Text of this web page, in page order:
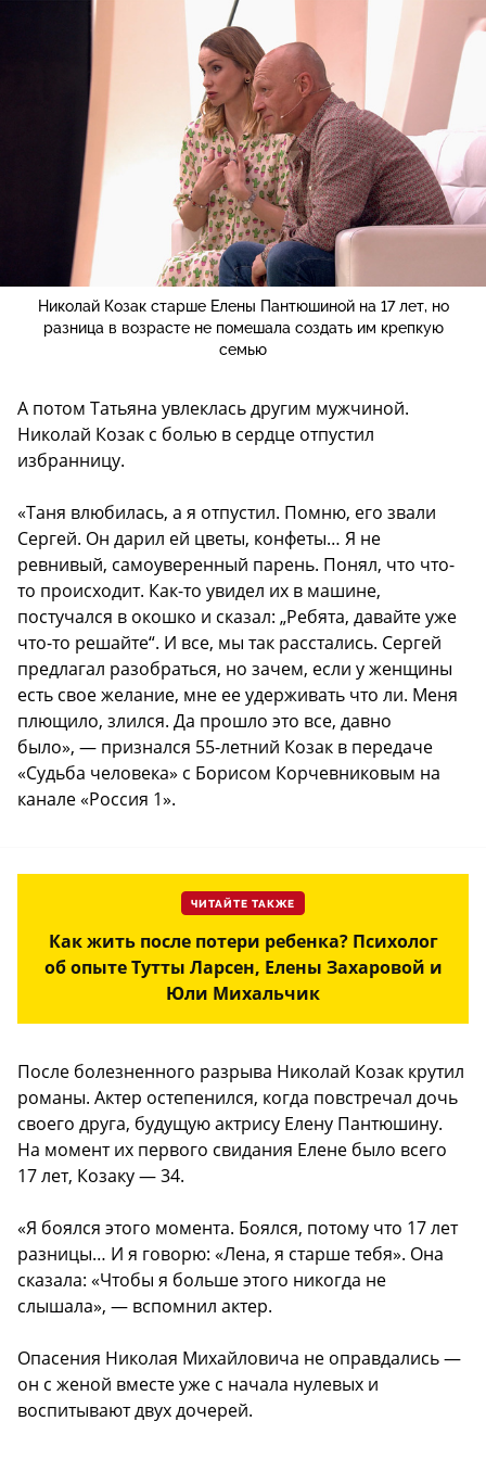
Николай Козак старше Елены Пантюшиной на 17 лет, но
разница в возрасте не помешала создать им крепкую
семью
А потом Татьяна увлеклась другим мужчиной.
Николай Козак с болью в сердце отпустил
избранницу.
«Таня влюбилась, а я отпустил. Помню, его звали
Сергей. Он дарил ей цветы, конфеты… Я не
ревнивый, самоуверенный парень. Понял, что что-
то происходит. Как-то увидел их в машине,
постучался в окошко и сказал: „Ребята, давайте уже
что-то решайте“. И все, мы так расстались. Сергей
предлагал разобраться, но зачем, если у женщины
есть свое желание, мне ее удерживать что ли. Меня
плющило, злился. Да прошло это все, давно
было», — признался 55-летний Козак в передаче
«Судьба человека» с Борисом Корчевниковым на
канале «Россия 1».
ЧИТАЙТЕ ТАКЖЕ
Как жить после потери ребенка? Психолог
об опыте Тутты Ларсен, Елены Захаровой и
Юли Михальчик
После болезненного разрыва Николай Козак крутил
романы. Актер остепенился, когда повстречал дочь
своего друга, будущую актрису Елену Пантюшину.
На момент их первого свидания Елене было всего
17 лет, Козаку — 34.
«Я боялся этого момента. Боялся, потому что 17 лет
разницы… И я говорю: «Лена, я старше тебя». Она
сказала: «Чтобы я больше этого никогда не
слышала», — вспомнил актер.
Опасения Николая Михайловича не оправдались —
он с женой вместе уже с начала нулевых и
воспитывают двух дочерей.